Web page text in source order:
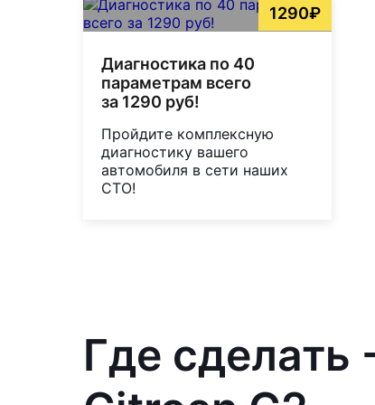
1290₽
Диагностика по 40
параметрам всего
за 1290 руб!
Пройдите комплексную
диагностику вашего
автомобиля в сети наших
СТО!
Где сделать